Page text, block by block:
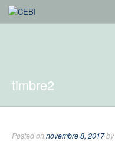
timbre2
Posted onnovembre 8, 2017by